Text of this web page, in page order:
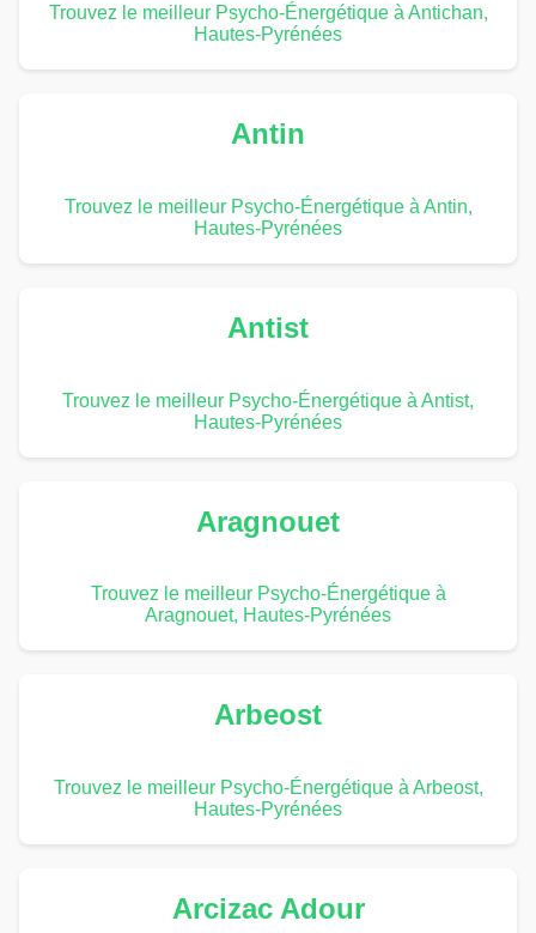
Trouvez le meilleur Psycho-Énergétique à Antichan,
Hautes-Pyrénées
Antin
Trouvez le meilleur Psycho-Énergétique à Antin,
Hautes-Pyrénées
Antist
Trouvez le meilleur Psycho-Énergétique à Antist,
Hautes-Pyrénées
Aragnouet
Trouvez le meilleur Psycho-Énergétique à
Aragnouet, Hautes-Pyrénées
Arbeost
Trouvez le meilleur Psycho-Énergétique à Arbeost,
Hautes-Pyrénées
Arcizac Adour